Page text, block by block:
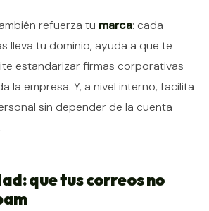
refuerza tu marca: cada
lleva tu dominio, ayuda a que te
estandarizar firmas corporativas
la empresa. Y, a nivel interno, facilita
sin depender de la cuenta
que tus correos no